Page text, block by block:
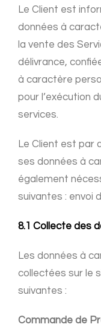
Le Client est
données à
la vente des
délivrance,
à caractère
pour l’exécution
services.
Le Client est par
ses données à
également
suivantes : envoi
8.1 Collecte des
Les données à
collectées sur le
suivantes :
Commande de